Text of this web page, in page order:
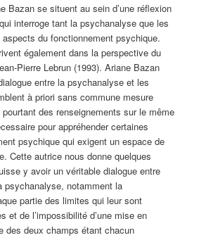
Bazan se situent au sein d’une réflexion
interroge tant la psychanalyse que les
du fonctionnement psychique.
également dans la perspective du
Pierre Lebrun (1993). Ariane Bazan
entre la psychanalyse et les
à priori sans commune mesure
des renseignements sur le même
pour appréhender certaines
psychique qui exigent un espace de
Cette autrice nous donne quelques
y avoir un véritable dialogue entre
psychanalyse, notamment la
partie des limites qui leur sont
et de l’impossibilité d’une mise en
des deux champs étant chacun